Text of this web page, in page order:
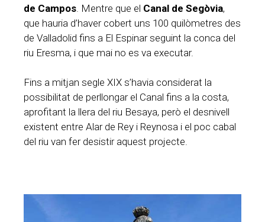
de Campos . Mentre que el Canal de Segòvia,
que hauria d’haver cobert uns 100 quilòmetres des
de Valladolid fins a El Espinar seguint la conca del
riu Eresma, i que mai no es va executar.
Fins a mitjan segle XIX s’havia considerat la
possibilitat de perllongar el Canal fins a la costa,
aprofitant la llera del riu Besaya, però el desnivell
existent entre Alar de Rey i Reynosa i el poc cabal
del riu van fer desistir aquest projecte.